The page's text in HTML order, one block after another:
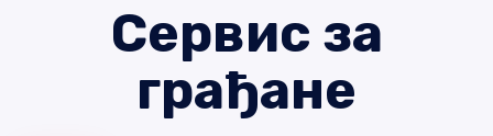
Сервис за
грађане